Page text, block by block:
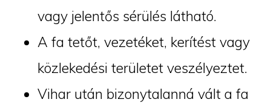
vagy jelentős sérülés látható.
A fa tetőt, vezetéket, kerítést vagy
közlekedési területet veszélyeztet.
Vihar után bizonytalanná vált a fa